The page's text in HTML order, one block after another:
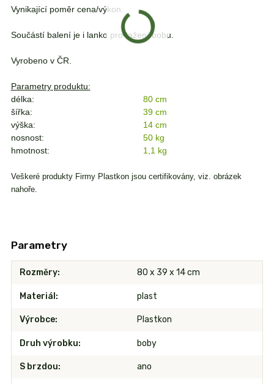
Vynikající poměr cena/výkon.
Součástí balení je i lanko pro tažení bobu.
Vyrobeno v ČR.
Parametry produktu:
délka:
80 cm
šířka:
39 cm
výška:
14 cm
nosnost:
50 kg
hmotnost:
1,1 kg
Veškeré produkty Firmy Plastkon jsou certifikovány, viz. obrázek
nahoře.
Parametry
Rozměry 80 x 39 x 14 cm
Materiál plast
Výrobce Plastkon
Druh výrobku boby
S brzdou ano